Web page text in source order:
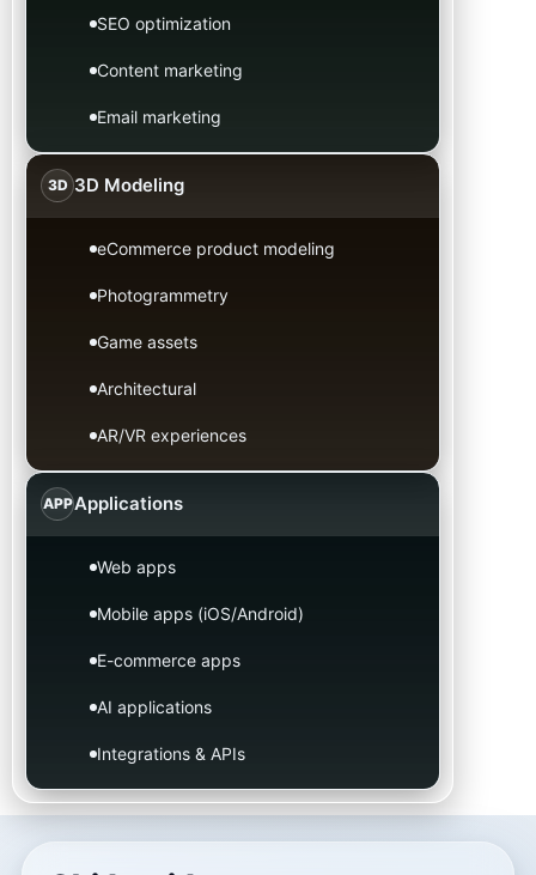
SEO optimization
Content marketing
Email marketing
3D 3D Modeling
eCommerce product modeling
Photogrammetry
Game assets
Architectural
AR/VR experiences
APPApplications
Web apps
Mobile apps (iOS/Android)
E-commerce apps
AI applications
Integrations & APIs